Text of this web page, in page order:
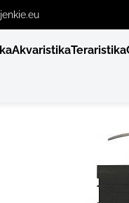
AkvaristikaTeraristika